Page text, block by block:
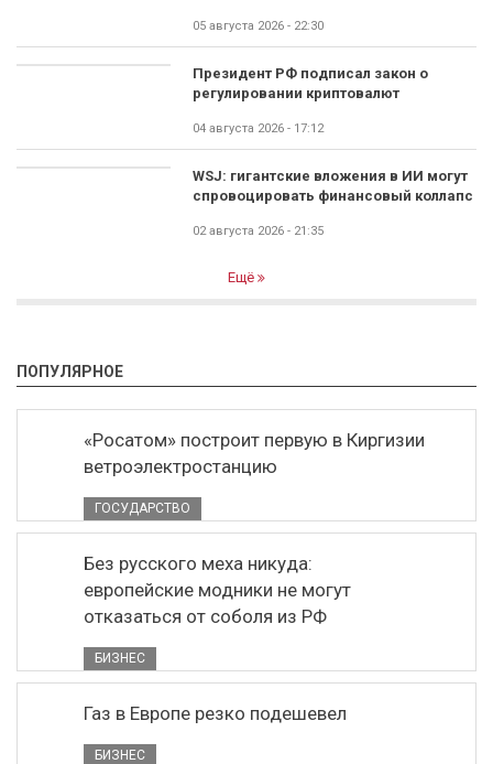
05 августа 2026 - 22:30
Президент РФ подписал закон о
регулировании криптовалют
04 августа 2026 - 17:12
WSJ: гигантские вложения в ИИ могут
спровоцировать финансовый коллапс
02 августа 2026 - 21:35
Ещё
ПОПУЛЯРНОЕ
«Росатом» построит первую в Киргизии
ветроэлектростанцию
ГОСУДАРСТВО
Без русского меха никуда:
европейские модники не могут
отказаться от соболя из РФ
БИЗНЕС
Газ в Европе резко подешевел
БИЗНЕС